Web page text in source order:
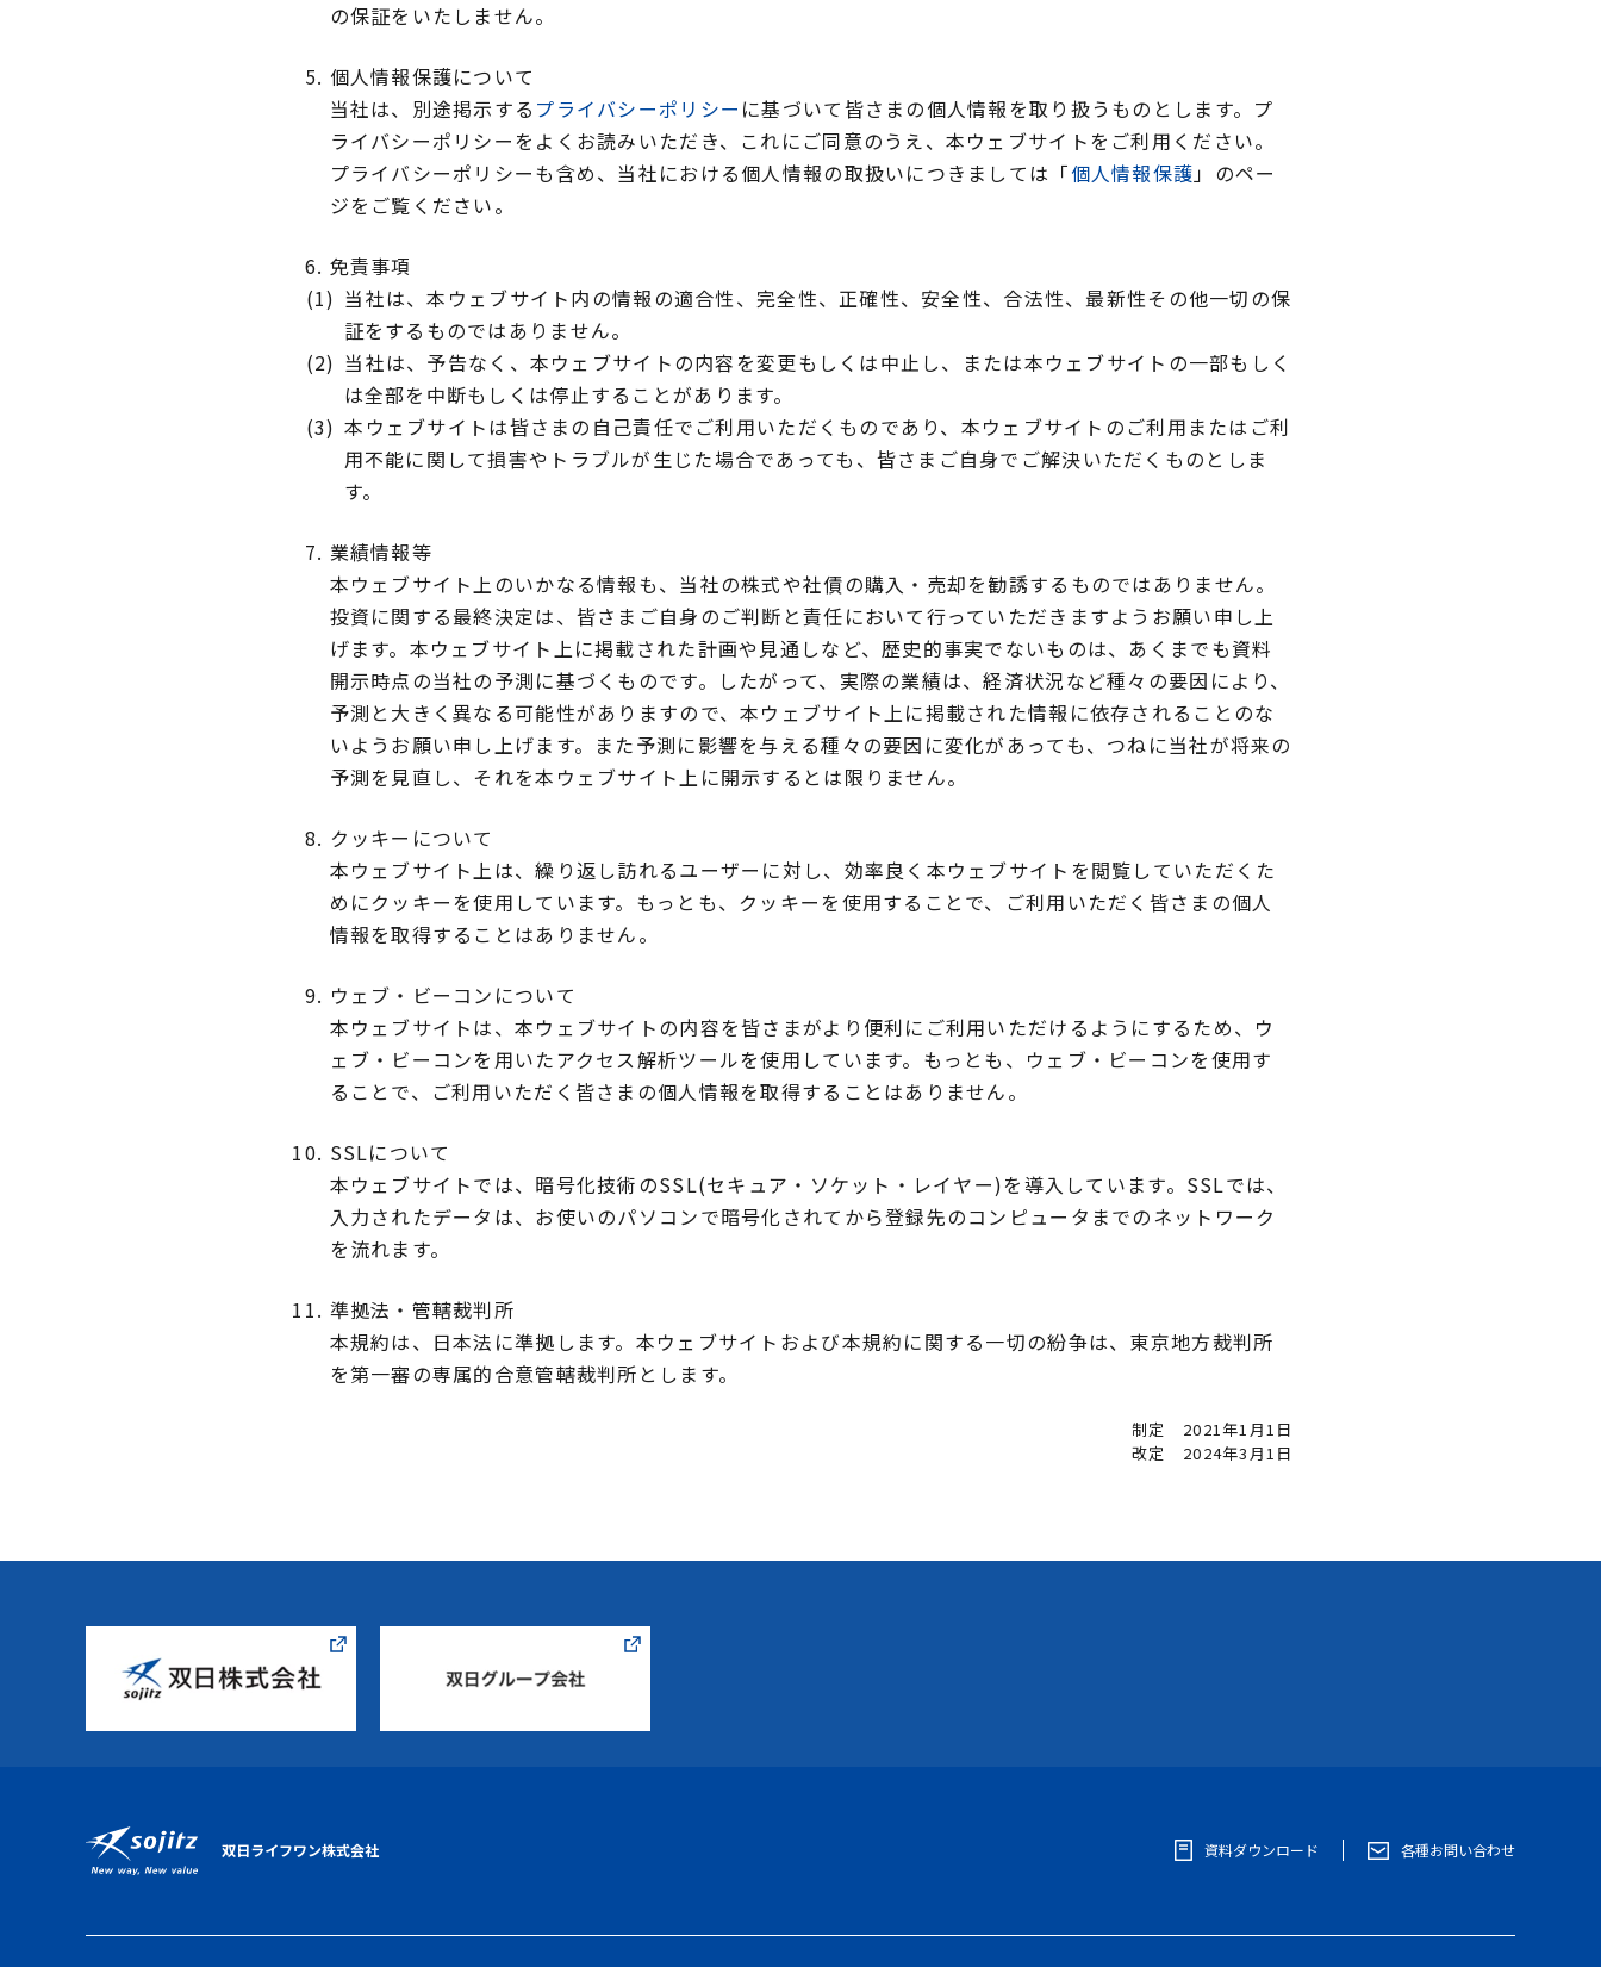
の保証をいたしません。
個人情報保護について
当社は、別途掲示する プライバシーポリシー に基づいて皆さまの個人情報を取り扱うものとします。プ
ライバシーポリシーをよくお読みいただき、これにご同意のうえ、本ウェブサイトをご利用ください。
プライバシーポリシーも含め、当社における個人情報の取扱いにつきましては「個人情報保護」のペー
ジをご覧ください。
免責事項
当社は、本ウェブサイト内の情報の適合性、完全性、正確性、安全性、合法性、最新性その他一切の保
証をするものではありません。
当社は、予告なく、本ウェブサイトの内容を変更もしくは中止し、または本ウェブサイトの一部もしく
は全部を中断もしくは停止することがあります。
本ウェブサイトは皆さまの自己責任でご利用いただくものであり、本ウェブサイトのご利用またはご利
用不能に関して損害やトラブルが生じた場合であっても、皆さまご自身でご解決いただくものとしま
す。
業績情報等
本ウェブサイト上のいかなる情報も、当社の株式や社債の購入・売却を勧誘するものではありません。
投資に関する最終決定は、皆さまご自身のご判断と責任において行っていただきますようお願い申し上
げます。本ウェブサイト上に掲載された計画や見通しなど、歴史的事実でないものは、あくまでも資料
開示時点の当社の予測に基づくものです。したがって、実際の業績は、経済状況など種々の要因により、
予測と大きく異なる可能性がありますので、本ウェブサイト上に掲載された情報に依存されることのな
いようお願い申し上げます。また予測に影響を与える種々の要因に変化があっても、つねに当社が将来の
予測を見直し、それを本ウェブサイト上に開示するとは限りません。
クッキーについて
本ウェブサイト上は、繰り返し訪れるユーザーに対し、効率良く本ウェブサイトを閲覧していただくた
めにクッキーを使用しています。もっとも、クッキーを使用することで、ご利用いただく皆さまの個人
情報を取得することはありません。
ウェブ・ビーコンについて
本ウェブサイトは、本ウェブサイトの内容を皆さまがより便利にご利用いただけるようにするため、ウ
ェブ・ビーコンを用いたアクセス解析ツールを使用しています。もっとも、ウェブ・ビーコンを使用す
ることで、ご利用いただく皆さまの個人情報を取得することはありません。
SSLについて
本ウェブサイトでは、暗号化技術のSSL(セキュア・ソケット・レイヤー)を導入しています。SSLでは、
入力されたデータは、お使いのパソコンで暗号化されてから登録先のコンピュータまでのネットワーク
を流れます。
準拠法・管轄裁判所
本規約は、日本法に準拠します。本ウェブサイトおよび本規約に関する一切の紛争は、東京地方裁判所
を第一審の専属的合意管轄裁判所とします。
制定 2021年1月1日
改定 2024年3月1日
双日ライフワン株式会社 資料ダウンロード 各種お問い合わせ